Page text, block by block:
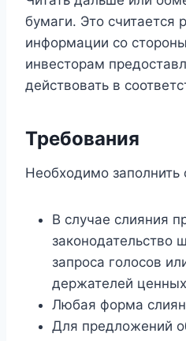
бумаги. Это считается
информации со
инвесторам
действовать в
Требования
Необходимо заполнить
В случае слияния
законодательство
запроса голосов
держателей
Любая форма
Для предложений